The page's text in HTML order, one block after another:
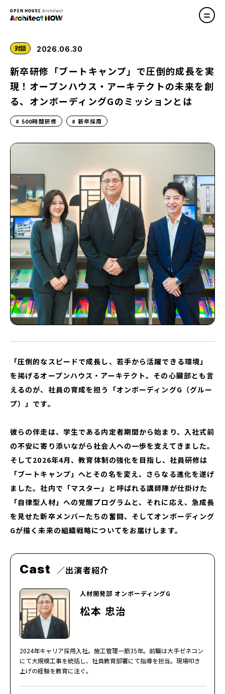
対談 2026.06.30
新卒研修「ブートキャンプ」で圧倒的成長を実
現！オープンハウス・アーキテクトの未来を創
る、オンボーディングGのミッションとは
500時間研修 新卒採用
「圧倒的なスピードで成長し、若手から活躍できる環境」
を掲げるオープンハウス・アーキテクト。その心臓部とも言
えるのが、社員の育成を担う「オンボーディングG（グルー
プ）」です。
彼らの伴走は、学生である内定者期間から始まり、入社式前
の不安に寄り添いながら社会人への一歩を支えてきました。
そして2026年4月、教育体制の強化を目指し、社員研修は
「ブートキャンプ」へとその名を変え、さらなる進化を遂げ
ました。社内で「マスター」と呼ばれる講師陣が仕掛けた
「自律型人材」への覚醒プログラムと、それに応え、急成長
を見せた新卒メンバーたちの奮闘、そしてオンボーディング
Gが描く未来の組織戦略についてをお届けします。
Cast 出演者紹介
人材開発部 オンボーディングG
松本 忠治
2024年キャリア採用入社。施工管理一筋35年。前職は大手ゼネコン
にて大規模工事を統括し、社員教育部署にて指導を担当。現場叩き
上げの経験を教育に注ぐ。